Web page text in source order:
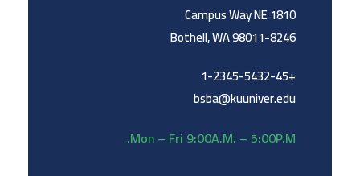
1810 Campus Way NE
Bothell, WA 98011-8246
+1-2345-5432-45
bsba@kuuniver.edu
Mon – Fri 9:00A.M. – 5:00P.M.